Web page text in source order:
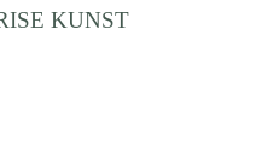
KUNST